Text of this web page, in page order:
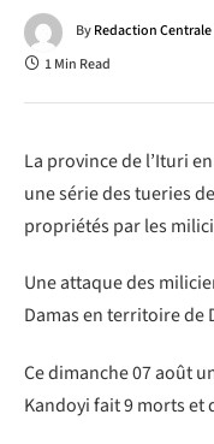
ByRedaction Centrale
1 Min Read
La province de l’Ituri
une série des tueries
propriétés par les
Une attaque des
Damas en territoire de
Ce dimanche 07 août
Kandoyi fait 9 morts et